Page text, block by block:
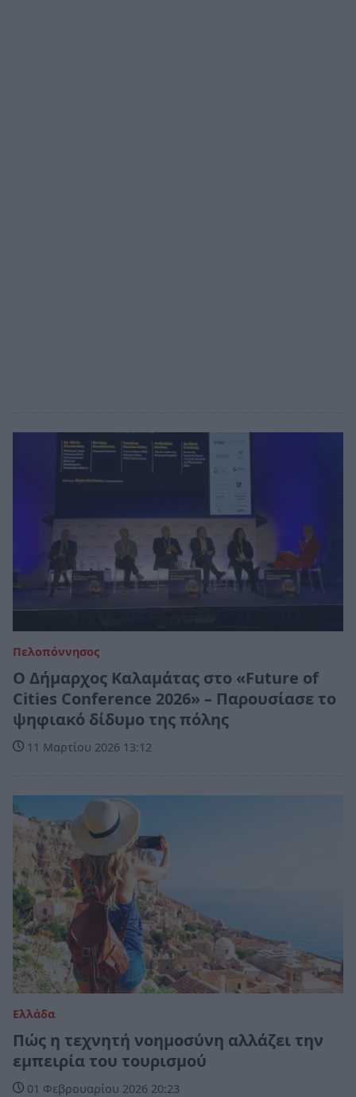
Πελοπόννησος
Ο Δήμαρχος Καλαμάτας στο «Future of
Cities Conference 2026» – Παρουσίασε το
ψηφιακό δίδυμο της πόλης
11 Μαρτίου 2026 13:12
Ελλάδα
Πώς η τεχνητή νοημοσύνη αλλάζει την
εμπειρία του τουρισμού
01 Φεβρουαρίου 2026 20:23